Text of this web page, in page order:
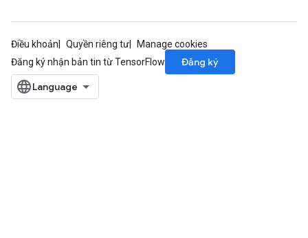
Điều khoản Quyền riêng tư
Manage cookies
Đăng ký nhận bản tin từ TensorFlow
Đăng ký